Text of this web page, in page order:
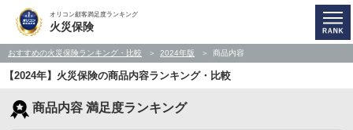
オリコン顧客満足度ランキング
火災保険
おすすめの火災保険ランキング・比較 2024年版 商品内容
【2024年】火災保険の商品内容ランキング・比較
商品内容 満足度ランキング